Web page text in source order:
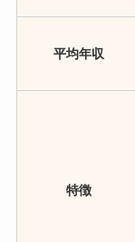
平均年収
特徴